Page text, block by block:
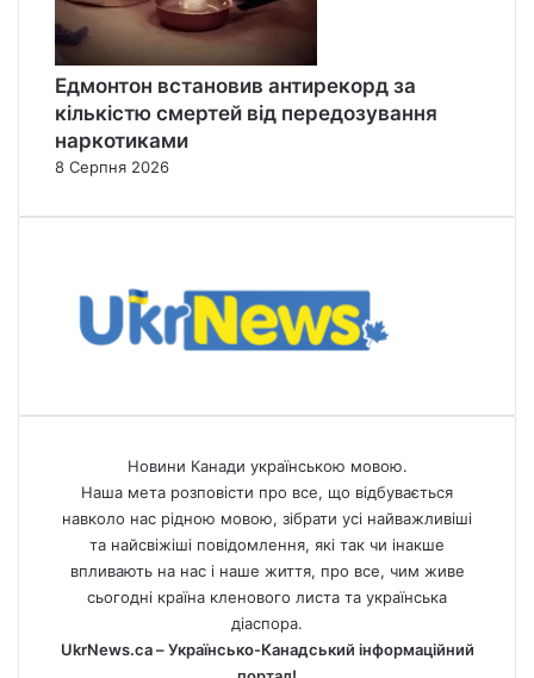
Едмонтон встановив антирекорд за
кількістю смертей від передозування
наркотиками
8 Серпня 2026
Новини Канади українською мовою.
Наша мета розповісти про все, що відбувається
навколо нас рідною мовою, зібрати усі найважливіші
та найсвіжіші повідомлення, які так чи інакше
впливають на нас і наше життя, про все, чим живе
сьогодні країна кленового листа та українська
діаспора.
UkrNews.ca – Українсько-Канадський інформаційний